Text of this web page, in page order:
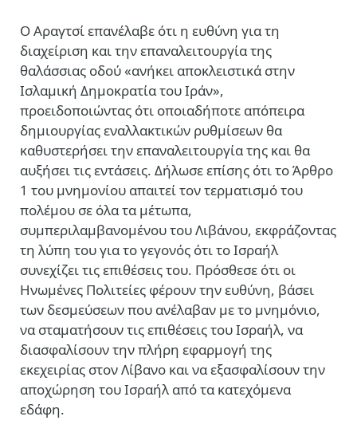
Ο Αραγτσί επανέλαβε ότι η ευθύνη για τη
διαχείριση και την επαναλειτουργία της
θαλάσσιας οδού «ανήκει αποκλειστικά στην
Ισλαμική Δημοκρατία του Ιράν»,
προειδοποιώντας ότι οποιαδήποτε απόπειρα
δημιουργίας εναλλακτικών ρυθμίσεων θα
καθυστερήσει την επαναλειτουργία της και θα
αυξήσει τις εντάσεις. Δήλωσε επίσης ότι το Άρθρο
1 του μνημονίου απαιτεί τον τερματισμό του
πολέμου σε όλα τα μέτωπα,
συμπεριλαμβανομένου του Λιβάνου, εκφράζοντας
τη λύπη του για το γεγονός ότι το Ισραήλ
συνεχίζει τις επιθέσεις του. Πρόσθεσε ότι οι
Ηνωμένες Πολιτείες φέρουν την ευθύνη, βάσει
των δεσμεύσεων που ανέλαβαν με το μνημόνιο,
να σταματήσουν τις επιθέσεις του Ισραήλ, να
διασφαλίσουν την πλήρη εφαρμογή της
εκεχειρίας στον Λίβανο και να εξασφαλίσουν την
αποχώρηση του Ισραήλ από τα κατεχόμενα
εδάφη.